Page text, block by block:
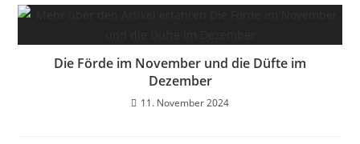
Die Förde im November und die Düfte im
Dezember
11. November 2024